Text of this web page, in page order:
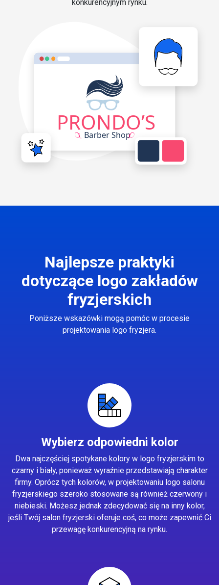
konkurencyjnym rynku.
Najlepsze praktyki
dotyczące logo zakładów
fryzjerskich
Poniższe wskazówki mogą pomóc w procesie
projektowania logo fryzjera.
Wybierz odpowiedni kolor
Dwa najczęściej spotykane kolory w logo fryzjerskim to
czarny i biały, ponieważ wyraźnie przedstawiają charakter
firmy. Oprócz tych kolorów, w projektowaniu logo salonu
fryzjerskiego szeroko stosowane są również czerwony i
niebieski. Możesz jednak zdecydować się na inny kolor,
jeśli Twój salon fryzjerski oferuje coś, co może zapewnić Ci
przewagę konkurencyjną na rynku.